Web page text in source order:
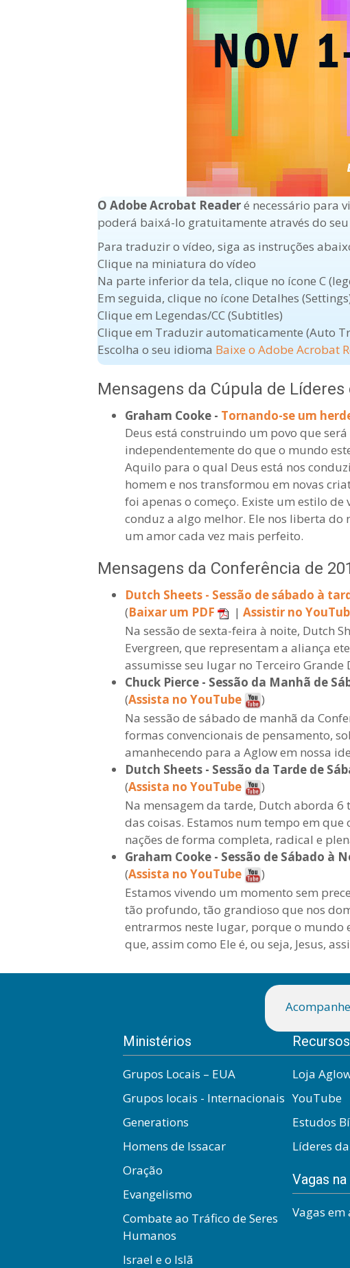
O Adobe Acrobat Readeré necessário para
poderá baixá-lo gratuitamente através do
Para traduzir o vídeo, siga as instruções
Clique na miniatura do vídeo
Na parte inferior da tela, clique no ícone C
Em seguida, clique no ícone Detalhes
Clique em Legendas/CC (Subtitles)
Clique em Traduzir automaticamente (Auto
Escolha o seu idioma Baixe o Adobe Acrobat
Mensagens da Cúpula de Líderes
Graham Cooke - Tornando-se um
Deus está construindo um povo que
independentemente do que o mundo
Aquilo para o qual Deus está nos
homem e nos transformou em novas
foi apenas o começo. Existe um estilo
conduz a algo melhor. Ele nos liberta do
um amor cada vez mais perfeito.
Mensagens da Conferência de
Dutch Sheets - Sessão de sábado à
(Baixar um PDF | Assistir no
Na sessão de sexta-feira à noite, Dutch
Evergreen, que representam a aliança
assumisse seu lugar no Terceiro
Chuck Pierce - Sessão da Manhã de
(Assista no YouTube
)
Na sessão de sábado de manhã da
formas convencionais de pensamento,
amanhecendo para a Aglow em nossa
Dutch Sheets - Sessão da Tarde de
(Assista no YouTube
)
Na mensagem da tarde, Dutch aborda
das coisas. Estamos num tempo em
nações de forma completa, radical e
Graham Cooke - Sessão de Sábado à
(Assista no YouTube
)
Estamos vivendo um momento sem
tão profundo, tão grandioso que nos
entrarmos neste lugar, porque o mundo
que, assim como Ele é, ou seja, Jesus,
Ministérios
Grupos Locais – EUA
Grupos locais - Internacionais
Generations
Homens de Issacar
Oração
Evangelismo
Combate ao Tráfico de Seres
Humanos
Israel e o Islã
Recursos
Loja
YouTube
Estudos
Líderes
Vagas
Vagas em